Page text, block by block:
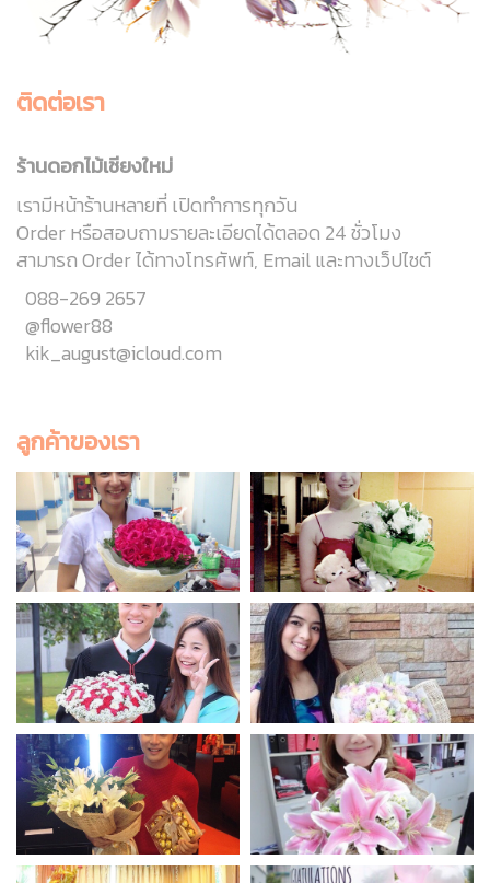
ติดต่อเรา
ร้านดอกไม้เชียงใหม่
เรามีหน้าร้านหลายที่ เปิดทำการทุกวัน
Order หรือสอบถามรายละเอียดได้ตลอด 24 ชั่วโมง
สามารถ Order ได้ทางโทรศัพท์, Email และทางเว็ปไซต์
088-269 2657
@flower88
kik_august@icloud.com
ลูกค้าของเรา